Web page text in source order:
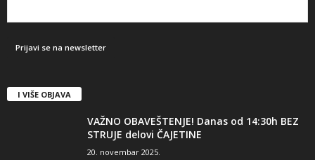
I VIŠE OBJAVA
VAŽNO OBAVEŠTENJE! Danas od 14:30h BEZ
STRUJE delovi ČAJETINE
20. novembar 2025.